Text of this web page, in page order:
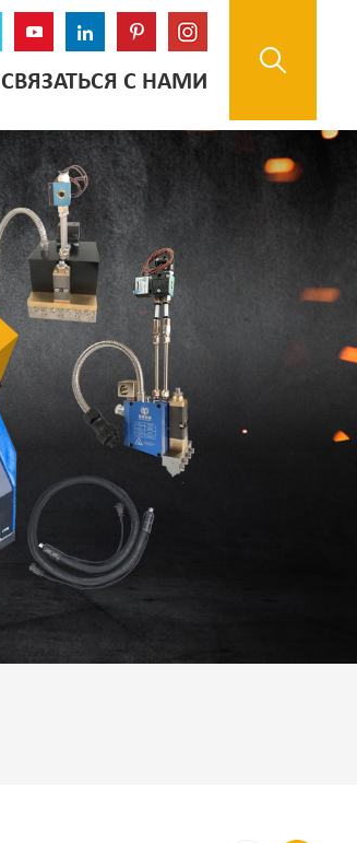
СВЯЗАТЬСЯ С НАМИ